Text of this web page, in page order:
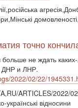
точно
не ждать
ДНР и ЛНР.
2022/02/22/
ARTICLES/2022/
українські відносини